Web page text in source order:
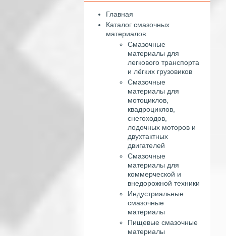
Главная
Каталог смазочных
материалов
Смазочные
материалы для
легкового транспорта
и лёгких грузовиков
Смазочные
материалы для
мотоциклов,
квадроциклов,
снегоходов,
лодочных моторов и
двухтактных
двигателей
Смазочные
материалы для
коммерческой и
внедорожной техники
Индустриальные
смазочные
материалы
Пищевые смазочные
материалы